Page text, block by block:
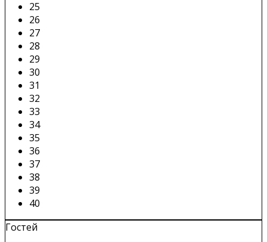
25
26
27
28
29
30
31
32
33
34
35
36
37
38
39
40
Гостей